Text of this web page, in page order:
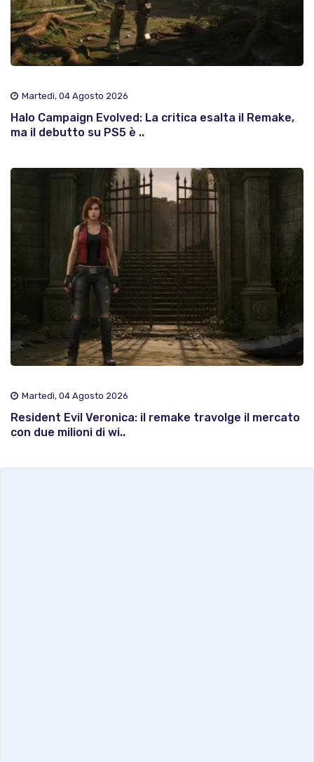
Martedì, 04 Agosto 2026
Halo Campaign Evolved: La critica esalta il Remake,
ma il debutto su PS5 è ..
Martedì, 04 Agosto 2026
Resident Evil Veronica: il remake travolge il mercato
con due milioni di wi..